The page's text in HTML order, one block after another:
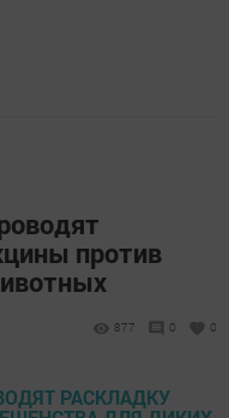
против
877 0 0